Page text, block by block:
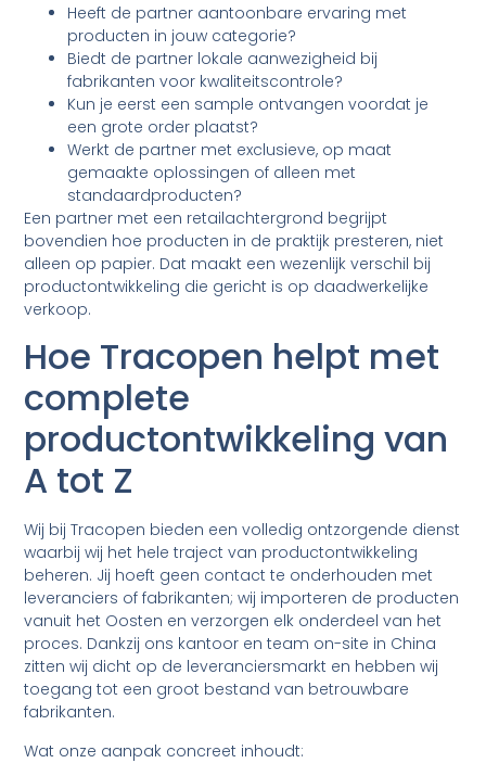
Heeft de partner aantoonbare ervaring met
producten in jouw categorie?
Biedt de partner lokale aanwezigheid bij
fabrikanten voor kwaliteitscontrole?
Kun je eerst een sample ontvangen voordat je
een grote order plaatst?
Werkt de partner met exclusieve, op maat
gemaakte oplossingen of alleen met
standaardproducten?
Een partner met een retailachtergrond begrijpt
bovendien hoe producten in de praktijk presteren, niet
alleen op papier. Dat maakt een wezenlijk verschil bij
productontwikkeling die gericht is op daadwerkelijke
verkoop.
Hoe Tracopen helpt met
complete
productontwikkeling van
A tot Z
Wij bij Tracopen bieden een volledig ontzorgende dienst
waarbij wij het hele traject van productontwikkeling
beheren. Jij hoeft geen contact te onderhouden met
leveranciers of fabrikanten; wij importeren de producten
vanuit het Oosten en verzorgen elk onderdeel van het
proces. Dankzij ons kantoor en team on-site in China
zitten wij dicht op de leveranciersmarkt en hebben wij
toegang tot een groot bestand van betrouwbare
fabrikanten.
Wat onze aanpak concreet inhoudt: